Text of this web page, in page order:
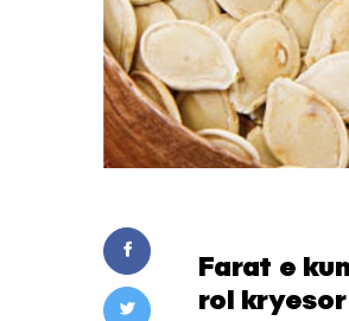
Farat e
rol kryesor